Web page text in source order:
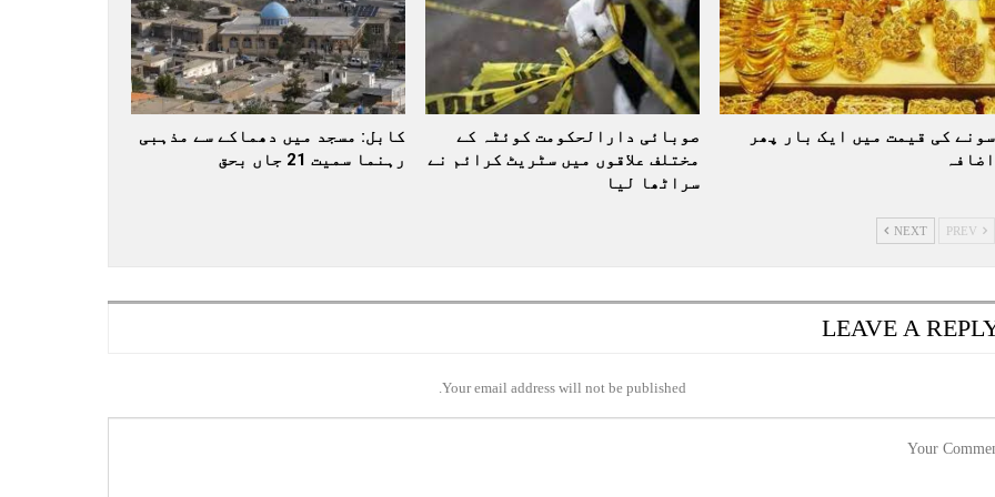
سونے کی قیمت میں ایک بار پھر
اضافہ
صوبائی دارالحکومت کوئٹہ کے
مختلف علاقوں میں سٹریٹ کرائم نے
سراٹھا لیا
کابل: مسجد میں دھماکے سے مذہبی
رہنما سمیت 21 جاں بحق
NEXT
LEAVE A
Your email address will not be published.